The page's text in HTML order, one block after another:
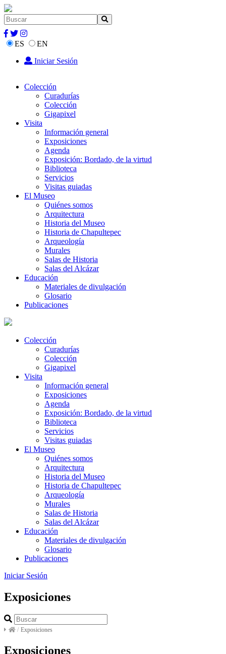
ES
EN
Iniciar Sesión
Colección
Curadurías
Colección
Gigapixel
Visita
Información general
Exposiciones
Agenda
Exposición: Bordado, de la virtud
Biblioteca
Servicios
Visitas guiadas
El Museo
Quiénes somos
Arquitectura
Historia del Museo
Historia de Chapultepec
Arqueología
Murales
Salas de Historia
Salas del Alcázar
Educación
Materiales de divulgación
Glosario
Publicaciones
Colección
Curadurías
Colección
Gigapixel
Visita
Información general
Exposiciones
Agenda
Exposición: Bordado, de la virtud
Biblioteca
Servicios
Visitas guiadas
El Museo
Quiénes somos
Arquitectura
Historia del Museo
Historia de Chapultepec
Arqueología
Murales
Salas de Historia
Salas del Alcázar
Educación
Materiales de divulgación
Glosario
Publicaciones
Iniciar Sesión
Exposiciones
/ Exposiciones
Exposiciones